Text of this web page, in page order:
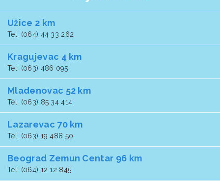
Užice 2 km
Tel: (064) 44 33 262
Kragujevac 4 km
Tel: (063) 486 095
Mladenovac 52 km
Tel: (063) 85 34 414
Lazarevac 70 km
Tel: (063) 19 488 50
Beograd Zemun Centar 96 km
Tel: (064) 12 12 845